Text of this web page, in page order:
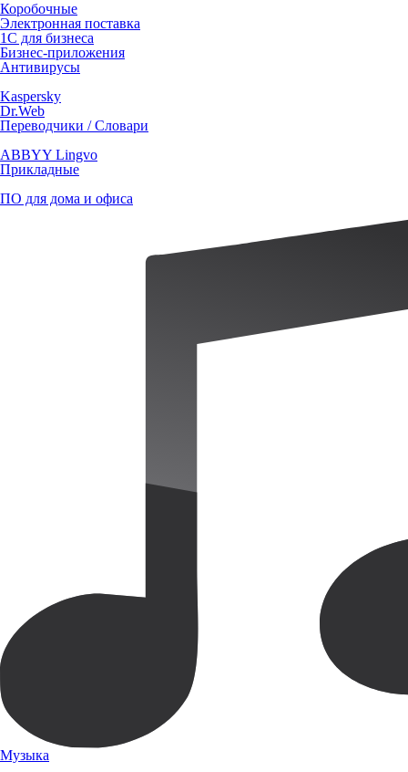
Коробочные
Электронная поставка
1С для бизнеса
Бизнес-приложения
Антивирусы
Kaspersky
Dr.Web
Переводчики / Словари
ABBYY Lingvo
Прикладные
ПО для дома и офиса
Музыка